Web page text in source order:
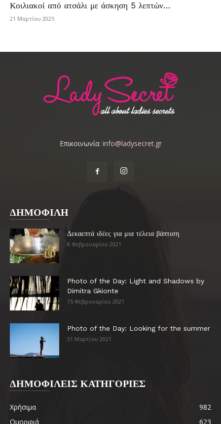
Κοιλιακοί από ατσάλι με άσκηση 5 λεπτών…
21 Μαρτίου 2025
Επικοινωνία: info@ladysecret.gr
ΔΗΜΟΦΙΛΗ
Δεκαεπτά ιδέες για μια τέλεια βάπτιση
8 Φεβρουαρίου 2021
Photo of the Day: Light and Shadows by
Dimitra Gkionte
15 Φεβρουαρίου 2021
Photo of the Day: Looking for the summer
31 Μαρτίου 2021
ΔΗΜΟΦΙΛΕΙΣ ΚΑΤΗΓΟΡΙΕΣ
Χρήσιμα
982
Ομορφιά
623